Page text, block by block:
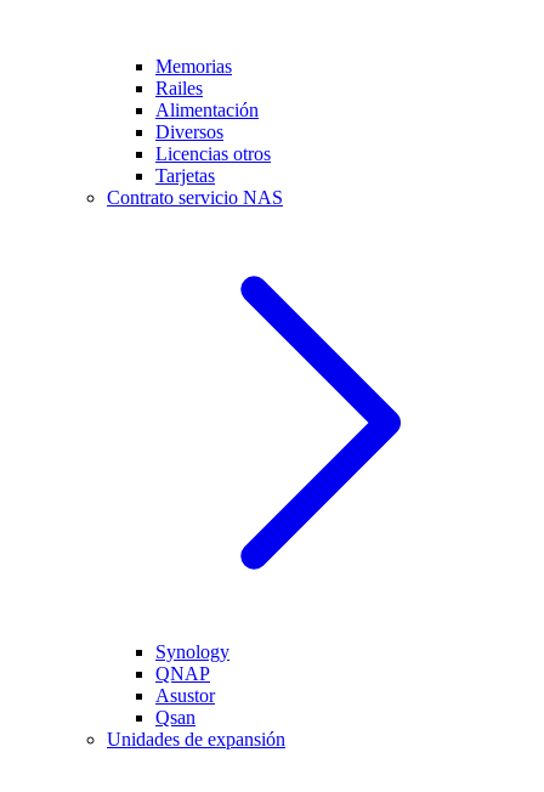
Memorias
Railes
Alimentación
Diversos
Licencias otros
Tarjetas
Contrato servicio NAS
Synology
QNAP
Asustor
Qsan
Unidades de expansión